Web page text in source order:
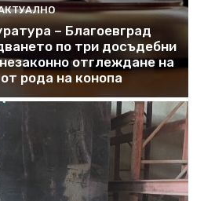
– Благоевград
по три досъдебни
отглеждане на
рода на конопа